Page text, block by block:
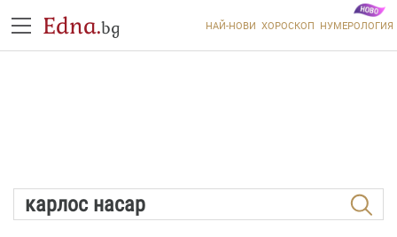
Edna.bg НАЙ-НОВИ ХОРОСКОП НУМЕРОЛОГИЯ